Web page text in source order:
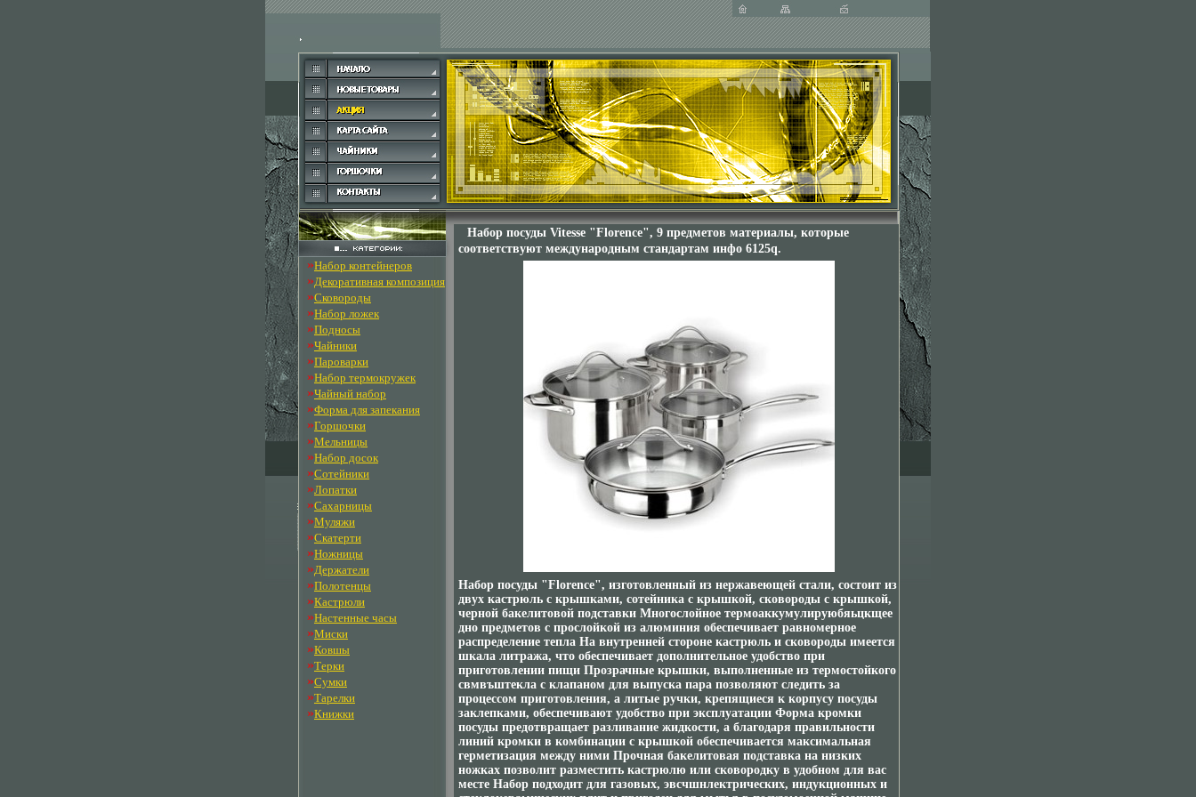
»Набор контейнеров
»Декоративная композиция
»Сковороды
»Набор ложек
»Подносы
»Чайники
»Пароварки
»Набор термокружек
»Чайный набор
»Форма для запекания
»Горшочки
»Мельницы
»Набор досок
»Сотейники
»Лопатки
»Сахарницы
»Муляжи
»Скатерти
»Ножницы
»Держатели
»Полотенцы
»Кастрюли
»Настенные часы
»Миски
»Ковшы
»Терки
»Сумки
»Тарелки
»Книжки
Набор посуды Vitesse "Florence", 9 предметов материалы, которые
соответствуют международным стандартам инфо 6125q.
Набор посуды "Florence", изготовленный из нержавеющей стали, состоит из
двух кастрюль с крышками, сотейника с крышкой, сковороды с крышкой,
черной бакелитовой подставки Многослойное термоаккумулируюбяьцкщее
дно предметов с прослойкой из алюминия обеспечивает равномерное
распределение тепла На внутренней стороне кастрюль и сковороды имеется
шкала литража, что обеспечивает дополнительное удобство при
приготовлении пищи Прозрачные крышки, выполненные из термостойкого
свмвъштекла с клапаном для выпуска пара позволяют следить за
процессом приготовления, а литые ручки, крепящиеся к корпусу посуды
заклепками, обеспечивают удобство при эксплуатации Форма кромки
посуды предотвращает разливание жидкости, а благодаря правильности
линий кромки в комбинации с крышкой обеспечивается максимальная
герметизация между ними Прочная бакелитовая подставка на низких
ножках позволит разместить кастрюлю или сковородку в удобном для вас
месте Набор подходит для газовых, эвсчшнлектрических, индукционных и